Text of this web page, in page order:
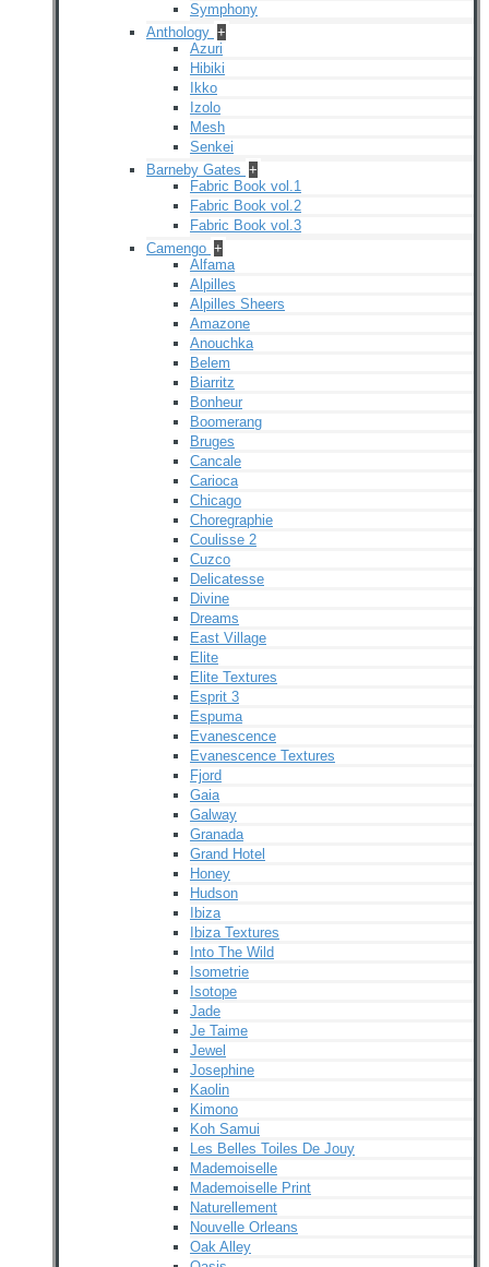
Symphony
Anthology +
Azuri
Hibiki
Ikko
Izolo
Mesh
Senkei
Barneby Gates +
Fabric Book vol.1
Fabric Book vol.2
Fabric Book vol.3
Camengo +
Alfama
Alpilles
Alpilles Sheers
Amazone
Anouchka
Belem
Biarritz
Bonheur
Boomerang
Bruges
Cancale
Carioca
Chicago
Choregraphie
Coulisse 2
Cuzco
Delicatesse
Divine
Dreams
East Village
Elite
Elite Textures
Esprit 3
Espuma
Evanescence
Evanescence Textures
Fjord
Gaia
Galway
Granada
Grand Hotel
Honey
Hudson
Ibiza
Ibiza Textures
Into The Wild
Isometrie
Isotope
Jade
Je Taime
Jewel
Josephine
Kaolin
Kimono
Koh Samui
Les Belles Toiles De Jouy
Mademoiselle
Mademoiselle Print
Naturellement
Nouvelle Orleans
Oak Alley